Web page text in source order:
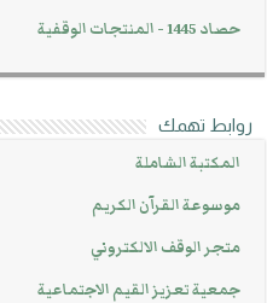
حصاد 1445 - المنتجات الوقفية
روابط تهمك
المكتبة الشاملة
موسوعة القرآن الكريم
متجر الوقف الالكتروني
جمعية تعزيز القيم الاجتماعية